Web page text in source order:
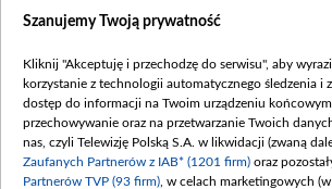
Dofinansowanie 635 783 051,21 PLN
(wpłata wrzesień 100 mln,
mln, listopad 265 mln)
Dofinansowanie 48 862 000,00 PLN
Data podpisania umowy: GRUDZIEŃ
(wpłata grudzień 60,548 mln)
Szanujemy Twoją prywatność
Kliknij "Akceptuję i przechodzę do serwisu", aby
korzystanie z technologii automatycznego śledzenia i
dostęp do informacji na Twoim urządzeniu
przechowywanie oraz na przetwarzanie Twoich
nas, czyli Telewizję Polską S.A. w likwidacji (zwaną
Zaufanych Partnerów z IAB* (1201 firm) oraz
Partnerów TVP (93 firm) , w celach marketingowych